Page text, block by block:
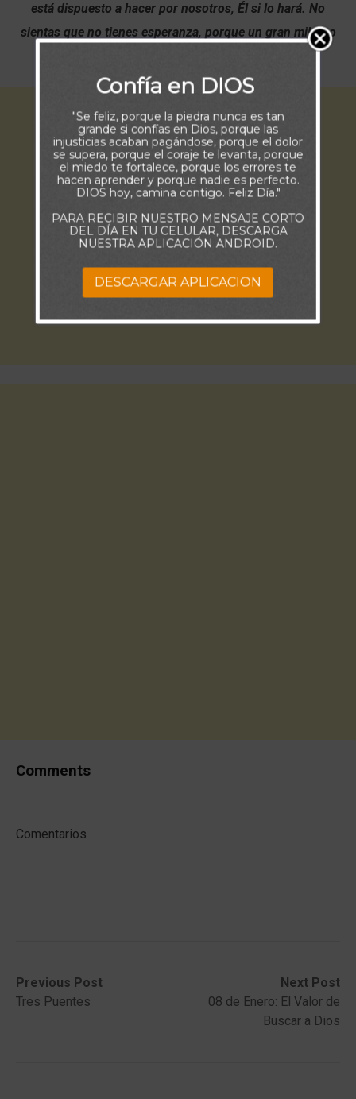
está dispuesto a hacer por nosotros, Él si lo hará. No
sientas que no tienes esperanza, porque un gran milagro
Comments
Comentarios
Post
navigation
Previous Post
Previous
post:Tres Puentes
Next Post
Next
post:
08 de Enero: El Valor de
Buscar a Dios
Confía en DIOS
"Se feliz, porque la piedra nunca es tan
grande si confías en Dios, porque las
injusticias acaban pagándose, porque el dolor
se supera, porque el coraje te levanta, porque
el miedo te fortalece, porque los errores te
hacen aprender y porque nadie es perfecto.
DIOS hoy, camina contigo. Feliz Día."
PARA RECIBIR NUESTRO MENSAJE CORTO
DEL DÍA EN TU CELULAR, DESCARGA
NUESTRA APLICACIÓN ANDROID.
DESCARGAR APLICACION